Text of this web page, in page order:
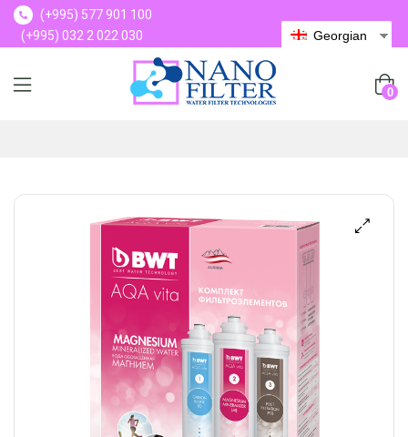
(+995) 577 901 100
(+995) 032 2 022 030
Georgian
0